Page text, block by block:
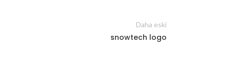
Daha eski
snowtech logo